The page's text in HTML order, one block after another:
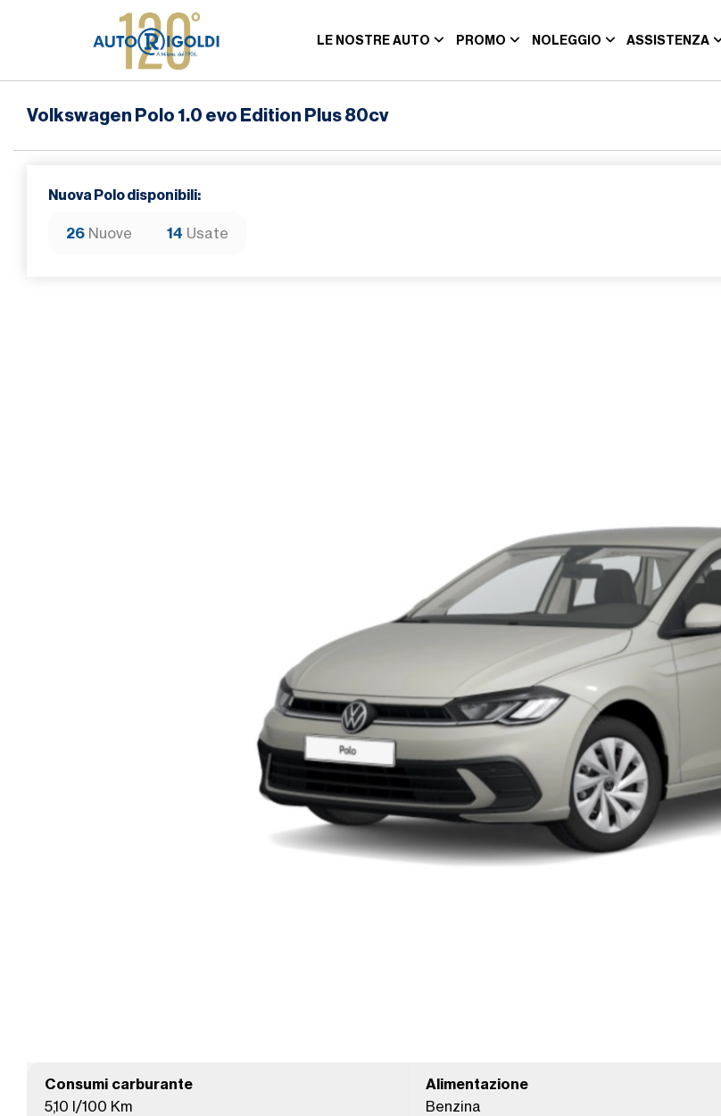
LE NOSTRE AUTO PROMO NOLEGGIO ASSISTENZA
Volkswagen Polo 1.0 evo Edition Plus 80cv
Nuova Polo disponibili:
26 Nuove 14 Usate
Consumi carburante
5,10 l/100 Km
Alimentazione
Benzina